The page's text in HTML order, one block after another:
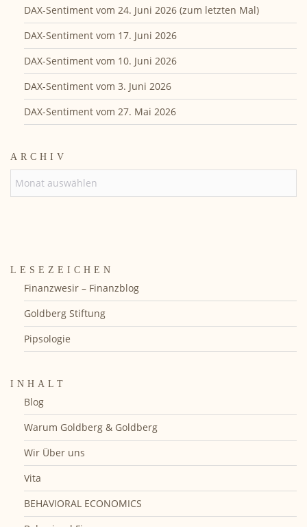
DAX-Sentiment vom 24. Juni 2026 (zum letzten Mal)
DAX-Sentiment vom 17. Juni 2026
DAX-Sentiment vom 10. Juni 2026
DAX-Sentiment vom 3. Juni 2026
DAX-Sentiment vom 27. Mai 2026
ARCHIV
LESEZEICHEN
Finanzwesir – Finanzblog
Goldberg Stiftung
Pipsologie
INHALT
Blog
Warum Goldberg & Goldberg
Wir Über uns
Vita
BEHAVIORAL ECONOMICS